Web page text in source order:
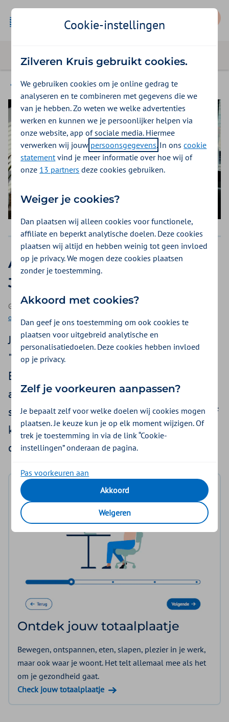
Magazine
Aflevering 1 | Totaalplaatje van
Jay
Geplaatst op 14 juni 2021 | Een video als onderdeel van
ontspannen
| 9 minuten kijken
Jay is zzp'er en vader van 5 kinderen. Jay:
"Ontspanning? Ik ken dat woord niet". Harm
Edens zoekt Jay thuis op en bekijkt hoe het
anders kan. Check in de video met welke
simpele tips Jay toch vaker tijd voor zichzelf
kan nemen. En tussendoor vaker kan
ontspannen.
Ontdek jouw totaalplaatje
Bewegen, ontspannen, eten, slapen, plezier in je werk,
maar ook waar je woont. Het telt allemaal mee als het
om je gezondheid gaat.
Check jouw totaalplaatje
Cookie-instellingen
Zilveren Kruis gebruikt cookies.
We gebruiken cookies om je online gedrag te
analyseren en te combineren met gegevens die we
van je hebben. Zo weten we welke advertenties
werken en kunnen we je persoonlijker helpen via
onze website, app of sociale media. Hiermee
verwerken wij jouw persoonsgegevens. In onscookie
statementvind je meer informatie over hoe wij of
onze 13 partners deze cookies gebruiken.
Weiger je cookies?
Dan plaatsen wij alleen cookies voor functionele,
affiliate en beperkt analytische doelen. Deze cookies
plaatsen wij altijd en hebben weinig tot geen invloed
op je privacy. We mogen deze cookies plaatsen
zonder je toestemming.
Akkoord met cookies?
Dan geef je ons toestemming om ook cookies te
plaatsen voor uitgebreid analytische en
personalisatiedoelen. Deze cookies hebben invloed
op je privacy.
Zelf je voorkeuren aanpassen?
Je bepaalt zelf voor welke doelen wij cookies mogen
plaatsen. Je keuze kun je op elk moment wijzigen. Of
trek je toestemming in via de link “Cookie-
instellingen” onderaan de pagina.
Pas voorkeuren aan
Akkoord
Weigeren